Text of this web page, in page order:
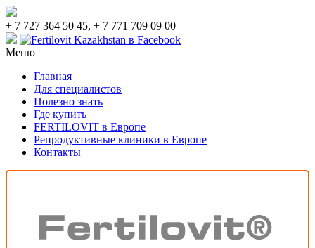
+ 7 727 364 50 45, + 7 771 709 09 00
Меню
Главная
Для специалистов
Полезно знать
Где купить
FERTILOVIT в Европе
Репродуктивные клиники в Европе
Контакты